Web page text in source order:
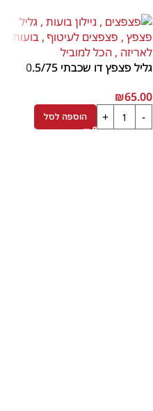
גליל פצפץ דו שכבתי 0.5/75
₪65.00
הוספה לסל